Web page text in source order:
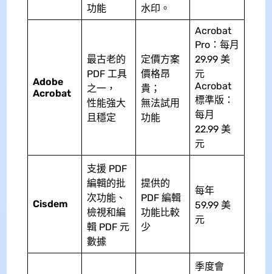
功能
水印。
Adobe
Acrobat
最古老的
PDF 工具
之一，
性能強大
且穩定
定價方案
價格昂
貴；
無法試用
功能
Acrobat
Pro：每月
29.99 美
元
Acrobat
標準版：
每月
22.99 美
元
Cisdem
支援 PDF
編輯的批
次功能、
檢視和編
輯 PDF 元
數據
提供的
PDF 編輯
功能比較
少
每年
59.99 美
元
季度會